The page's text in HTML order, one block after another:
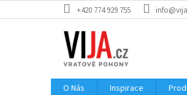
na
+420 774 929 755
O Nás Inspirace